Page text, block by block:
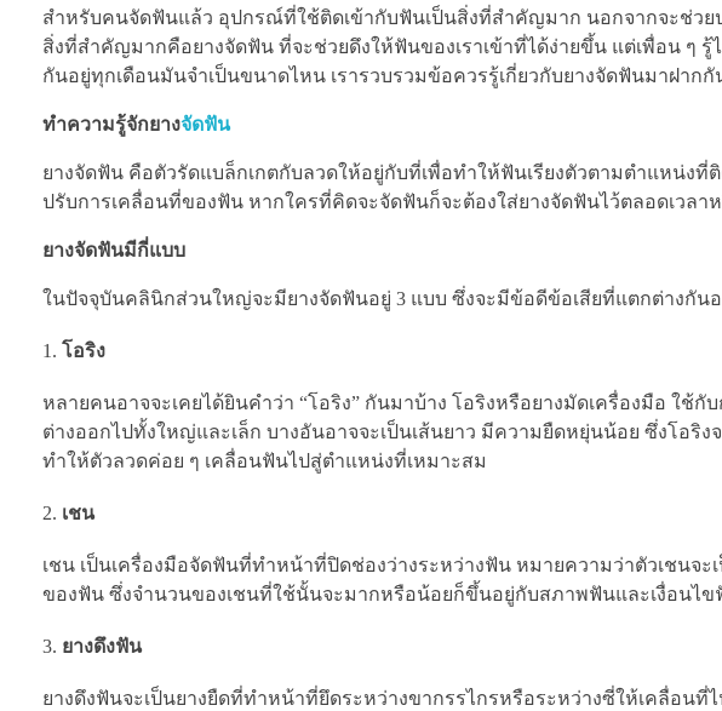
สำหรับคนจัดฟันแล้ว อุปกรณ์ที่ใช้ติดเข้ากับฟันเป็นสิ่งที่สำคัญมาก นอกจากจะช่ว
สิ่งที่สำคัญมากคือยางจัดฟัน ที่จะช่วยดึงให้ฟันของเราเข้าที่ได้ง่ายขึ้น แต่เพื่อน ๆ
กันอยู่ทุกเดือนมันจำเป็นขนาดไหน เรารวบรวมข้อควรรู้เกี่ยวกับยางจัดฟันมาฝากกั
ทำความรู้จักยางจัดฟัน
ยางจัดฟัน คือตัวรัดแบล็กเกตกับลวดให้อยู่กับที่เพื่อทำให้ฟันเรียงตัวตามตำแหน่ง
ปรับการเคลื่อนที่ของฟัน หากใครที่คิดจะจัดฟันก็จะต้องใส่ยางจัดฟันไว้ตลอดเวลาห
ยางจัดฟันมีกี่แบบ
ในปัจจุบันคลินิกส่วนใหญ่จะมียางจัดฟันอยู่ 3 แบบ ซึ่งจะมีข้อดีข้อเสียที่แตกต่างกัน
โอริง
หลายคนอาจจะเคยได้ยินคำว่า “โอริง” กันมาบ้าง โอริงหรือยางมัดเครื่องมือ ใ
ต่างออกไปทั้งใหญ่และเล็ก บางอันอาจจะเป็นเส้นยาว มีความยืดหยุ่นน้อย ซึ่งโอริ
ทำให้ตัวลวดค่อย ๆ เคลื่อนฟันไปสู่ตำแหน่งที่เหมาะสม
เชน
เชน เป็นเครื่องมือจัดฟันที่ทำหน้าที่ปิดช่องว่างระหว่างฟัน หมายความว่าตัวเชนจ
ของฟัน ซึ่งจำนวนของเชนที่ใช้นั้นจะมากหรือน้อยก็ขึ้นอยู่กับสภาพฟันและเงื่อนไ
ยางดึงฟัน
ยางดึงฟันจะเป็นยางยืดที่ทำหน้าที่ยึดระหว่างขากรรไกรหรือระหว่างซี่ให้เคลื่อนที่